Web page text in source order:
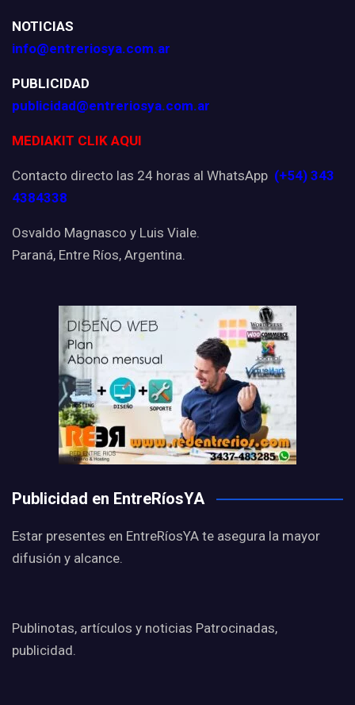
NOTICIAS
info@entreriosya.com.ar
PUBLICIDAD
publicidad@entreriosya.com.ar
MEDIAKIT CLIK AQUI
Contacto directo las 24 horas al WhatsApp (+54) 343
4384338
Osvaldo Magnasco y Luis Viale.
Paraná, Entre Ríos, Argentina.
Publicidad en EntreRíosYA
Estar presentes en EntreRíosYA te asegura la mayor
difusión y alcance.
Publinotas, artículos y noticias Patrocinadas,
publicidad.